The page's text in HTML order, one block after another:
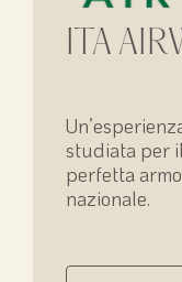
ITA
studiata per
perfetta
nazionale.